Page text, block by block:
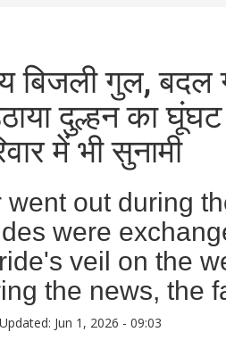
गुल, बदल
दुल्हन का
में भी सुनामी
went out during
were
veil on the
the news, the
Updated: Jun 1, 2026 - 09:03